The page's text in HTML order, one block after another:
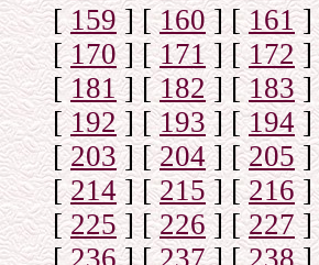
[159] [160] [161]
[170] [171] [172]
[181] [182] [183]
[192] [193] [194]
[203] [204] [205]
[214] [215] [216]
[225] [226] [227]
[236] [237] [238]